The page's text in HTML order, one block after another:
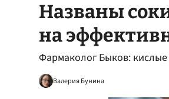
Названы
на
Фармаколог Быков: кислые
Валерия Бунина